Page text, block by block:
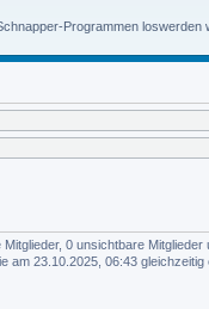
Programmen loswerden
0 unsichtbare
am 23.10.2025, 06:43 gleichzeitig